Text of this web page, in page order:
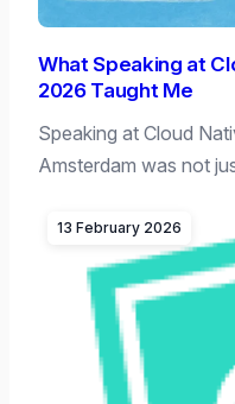
What Speaking at
2026 Taught Me
Speaking at Cloud
Amsterdam was not
13 February 2026